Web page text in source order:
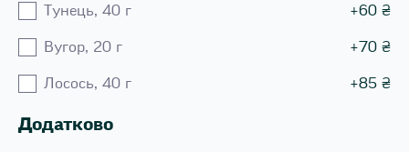
Тунець, 40 г +60 ₴
Вугор, 20 г +70 ₴
Лосось, 40 г +85 ₴
Додатково